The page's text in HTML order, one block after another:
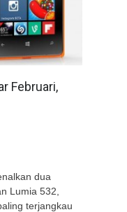
Februari,
dua
Lumia 532,
terjangkau